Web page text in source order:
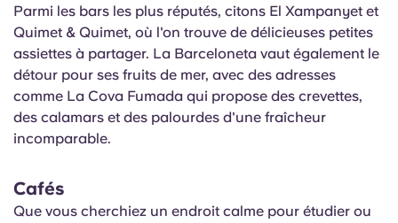
Parmi les bars les plus réputés, citons El Xampanyet et
Quimet & Quimet, où l'on trouve de délicieuses petites
assiettes à partager. La Barceloneta vaut également le
détour pour ses fruits de mer, avec des adresses
comme La Cova Fumada qui propose des crevettes,
des calamars et des palourdes d'une fraîcheur
incomparable.
Cafés
Que vous cherchiez un endroit calme pour étudier ou